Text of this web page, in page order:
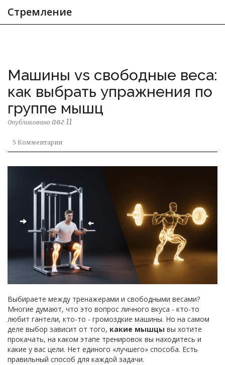
Стремление
Машины vs свободные веса:
как выбрать упражнения по
группе мышц
Опубликовано авг 11
5 Комментарии
Выбираете между тренажерами и свободными весами?
Многие думают, что это вопрос личного вкуса - кто-то
любит гантели, кто-то - громоздкие машины. Но на самом
деле выбор зависит от того, какие мышцы вы хотите
прокачать, на каком этапе тренировок вы находитесь и
какие у вас цели. Нет единого «лучшего» способа. Есть
правильный способ для каждой задачи.